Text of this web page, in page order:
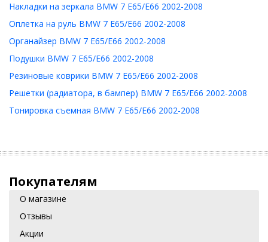
Накладки на зеркала BMW 7 E65/E66 2002-2008
Оплетка на руль BMW 7 E65/E66 2002-2008
Органайзер BMW 7 E65/E66 2002-2008
Подушки BMW 7 E65/E66 2002-2008
Резиновые коврики BMW 7 E65/E66 2002-2008
Решетки (радиатора, в бампер) BMW 7 E65/E66 2002-2008
Тонировка съемная BMW 7 E65/E66 2002-2008
Покупателям
О магазине
Отзывы
Акции